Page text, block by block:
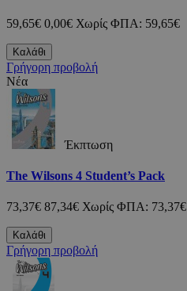
59,65€ 0,00€ Χωρίς ΦΠΑ: 59,65€
Καλάθι
Γρήγορη προβολή
Νέα
Έκπτωση
The Wilsons 4 Student’s Pack
73,37€ 87,34€ Χωρίς ΦΠΑ: 73,37€
Καλάθι
Γρήγορη προβολή